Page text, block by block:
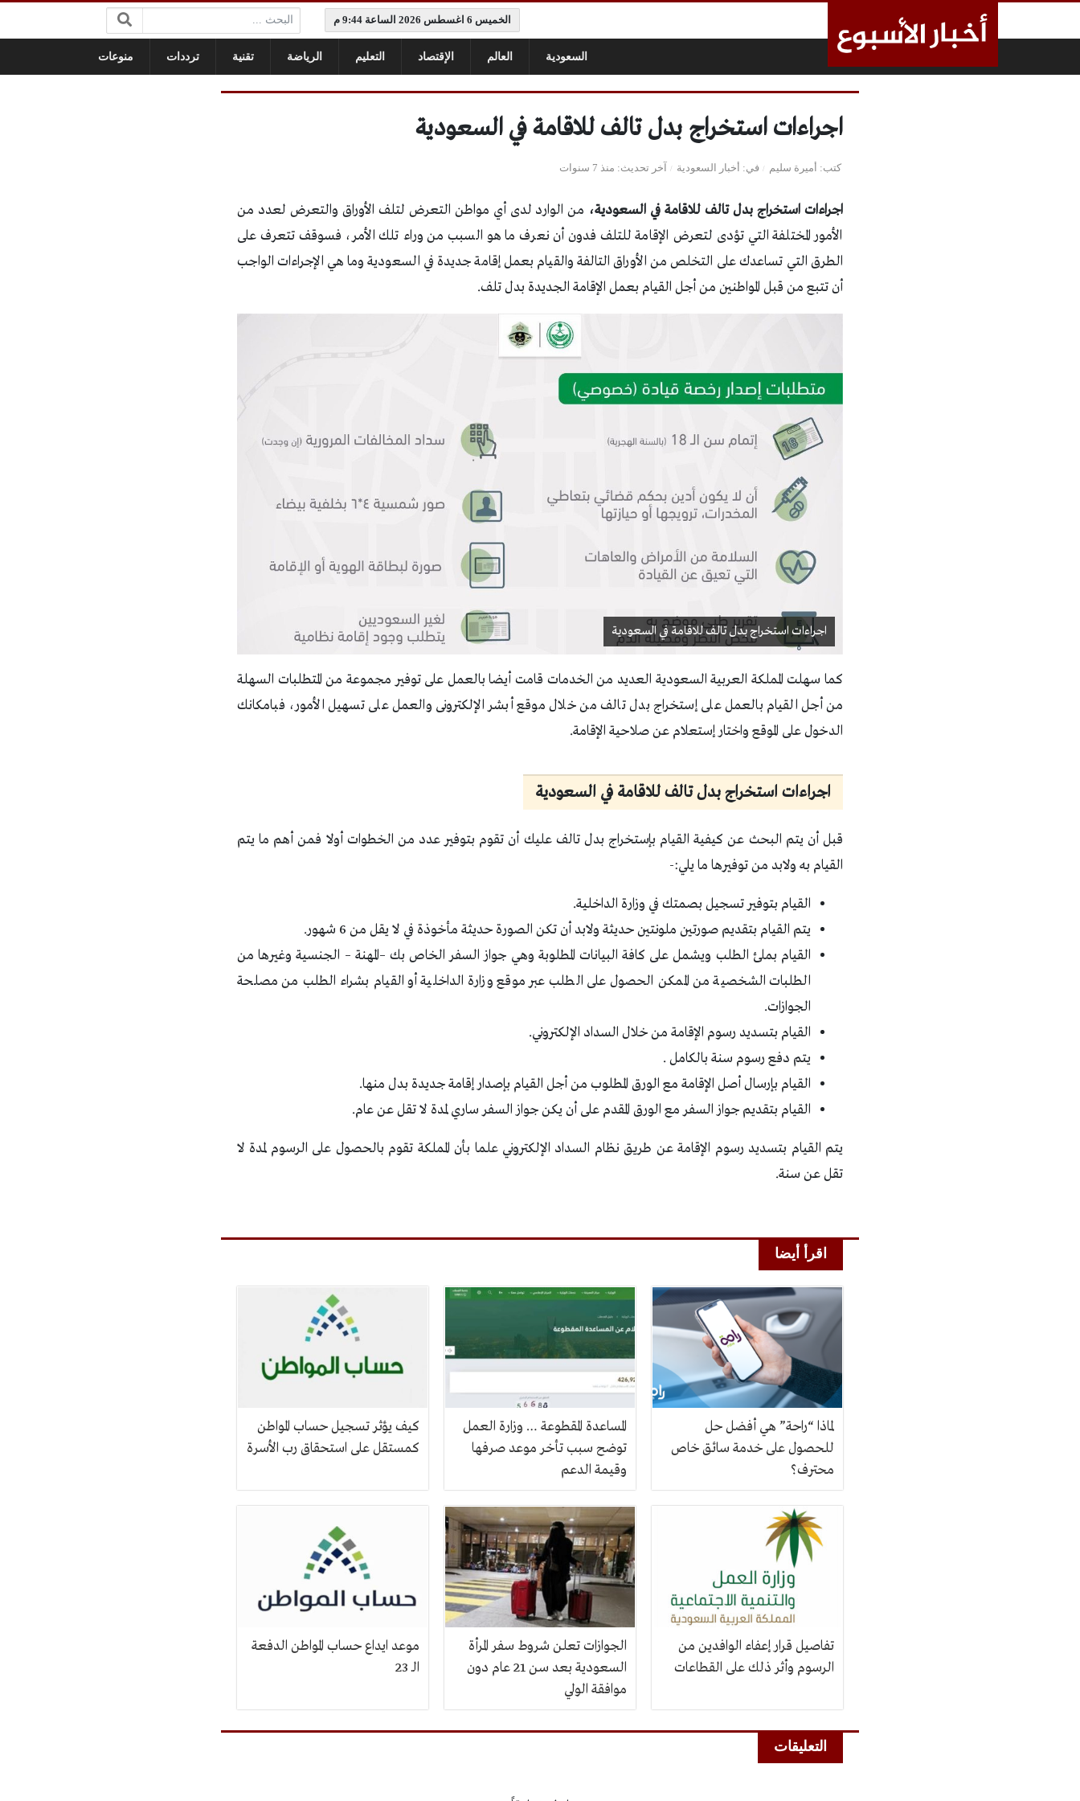
الخميس 6 اغسطس 2026 الساعة 9:44 م البحث:
السعودية العالم الإقتصاد التعليم الرياضة تقنية ترددات منوعات
اجراءات استخراج بدل تالف للاقامة في السعودية
كتب أميرة سليم في أخبار السعودية آخر تحديث منذ 7 سنوات
اجراءات استخراج بدل تالف للاقامة في السعودية، من الوارد لدى أي مواطن التعرض لتلف الأوراق والتعرض لعدد من
الأمور المختلفة التي تؤدى لتعرض الإقامة للتلف فدون أن نعرف ما هو السبب من وراء تلك الأمر، فسوقف تتعرف على
الطرق التي تساعدك على التخلص من الأوراق التالفة والقيام بعمل إقامة جديدة في السعودية وما هي الإجراءات الواجب
أن تتبع من قبل المواطنين من أجل القيام بعمل الإقامة الجديدة بدل تلف.
اجراءات استخراج بدل تالف للاقامة في السعودية
كما سهلت المملكة العربية السعودية العديد من الخدمات قامت أيضا بالعمل على توفير مجموعة من المتطلبات السهلة
من أجل القيام بالعمل على إستخراج بدل تالف من خلال موقع أبشر الإلكترونى والعمل على تسهيل الأمور، فبامكانك
الدخول على الموقع واختار إستعلام عن صلاحية الإقامة.
اجراءات استخراج بدل تالف للاقامة في السعودية
قبل أن يتم البحث عن كيفية القيام بإستخراج بدل تالف عليك أن تقوم بتوفير عدد من الخطوات أولا فمن أهم ما يتم
القيام به ولابد من توفيرها ما يلي:-
القيام بتوفير تسجيل بصمتك في وزارة الداخلية.
يتم القيام بتقديم صورتين ملونتين حديثة ولابد أن تكن الصورة حديثة مأخوذة في لا يقل من 6 شهور.
القيام بملئ الطلب ويشمل على كافة البيانات المطلوبة وهي جواز السفر الخاص بك –المهنة – الجنسية وغيرها من
الطلبات الشخصية من الممكن الحصول على الطلب عبر موقع وزارة الداخلية أو القيام بشراء الطلب من مصلحة
الجوازات.
القيام بتسديد رسوم الإقامة من خلال السداد الإلكتروني.
يتم دفع رسوم سنة بالكامل .
القيام بإرسال أصل الإقامة مع الورق المطلوب من أجل القيام بإصدار إقامة جديدة بدل منها.
القيام بتقديم جواز السفر مع الورق المقدم على أن يكن جواز السفر ساري لمدة لا تقل عن عام.
يتم القيام بتسديد رسوم الإقامة عن طريق نظام السداد الإلكتروني علما بأن المملكة تقوم بالحصول على الرسوم لمدة لا
تقل عن سنة.
اقرأ أيضا
لماذا “راحة” هي أفضل حل
للحصول على خدمة سائق خاص
محترف؟
المساعدة المقطوعة … وزارة العمل
توضح سبب تأخر موعد صرفها
وقيمة الدعم
كيف يؤثر تسجيل حساب المواطن
كمستقل على استحقاق رب الأسرة
تفاصيل قرار إعفاء الوافدين من
الرسوم وأثر ذلك على القطاعات
الجوازات تعلن شروط سفر المرأة
السعودية بعد سن 21 عام دون
موافقة الولي
موعد ايداع حساب المواطن الدفعة
الـ 23
التعليقات